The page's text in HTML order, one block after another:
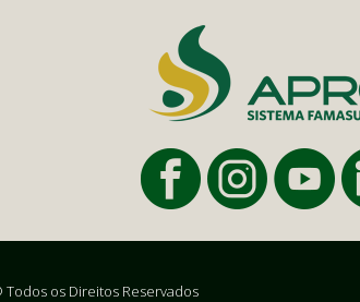
Todos os Direitos Reservados